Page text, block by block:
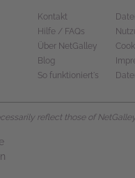
Kontakt
Hilfe / FAQs
Über NetGalley
Blog
So funktioniert's
reflect those of